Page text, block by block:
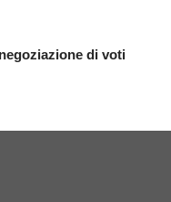
di voti